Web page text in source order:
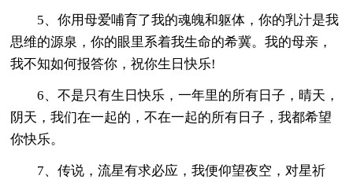
5、你用母爱哺育了我的魂魄和躯体，你的乳汁是我
思维的源泉，你的眼里系着我生命的希冀。我的母亲，
我不知如何报答你，祝你生日快乐!
6、不是只有生日快乐，一年里的所有日子，晴天，
阴天，我们在一起的，不在一起的所有日子，我都希望
你快乐。
7、传说，流星有求必应，我便仰望夜空，对星祈